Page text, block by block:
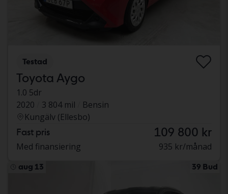
Testad
Toyota Aygo
1.0 5dr
2020
3 804 mil
Bensin
Kungälv (Ellesbo)
Fast pris 109 800 kr
Med finansiering 935 kr/månad
aug 13 39 Bud